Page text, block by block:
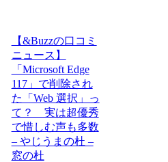
【&Buzzの口コミ
ニュース】
「Microsoft Edge
117」で削除され
た「Web 選択」っ
て？ 実は超優秀
で惜しむ声も多数
– やじうまの杜 –
窓の杜